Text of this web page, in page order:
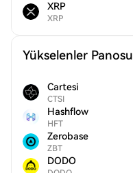
XRP
XRP
Yükselenler Panosu
Cartesi
CTSI
Hashflow
HFT
Zerobase
ZBT
DODO